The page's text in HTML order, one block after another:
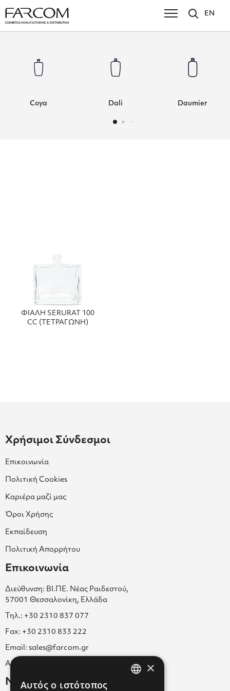
EN
Coya Dali Daumier
ΦΙΑΛΗ SERURAT 100
CC (ΤΕΤΡΑΓΩΝΗ)
Χρήσιμοι Σύνδεσμοι
Επικοινωνία
Πολιτική Cookies
Καριέρα μαζί μας
Όροι Χρήσης
Εκπαίδευση
Πολιτική Απορρήτου
Επικοινωνία
Διεύθυνση: ΒΙ.ΠΕ. Νέας Ραιδεστού,
57001 Θεσσαλονίκη, Ελλάδα
Τηλ.: +30 2310 837 077
Fax: +30 2310 833 222
Email: sales@farcom.gr
ΑΡ.Γ.Ε.ΜΗ. 038365205000
Newsletter
×
Αυτός ο ιστότοπος